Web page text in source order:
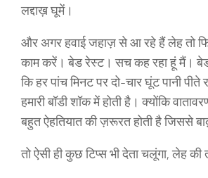
लद्दाख़ घूमें।
और अगर हवाई जहाज़ से आ रहे हैं लेह तो
काम करें। बेड रेस्ट। सच कह रहा हूं मैं।
कि हर पांच मिनट पर दो-चार घूंट पानी
हमारी बॉडी शॉक में होती है। क्योंकि
बहुत ऐहतियात की ज़रूरत होती है जिससे
तो ऐसी ही कुछ टिप्स भी देता चलूंगा, लेह